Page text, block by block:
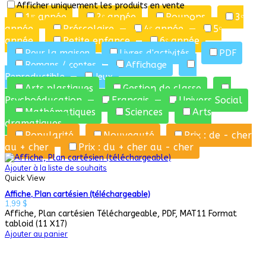
Afficher uniquement les produits en vente
1ʳᵉ année 2ᵉ année Poupons
3ᵉ
année
Préscolaire 4ᵉ année
5ᵉ
année
Petite enfance 6ᵉ année
Pour la maison Livres d'activités
PDF
Romans / contes
Affichage
Reproductible
Jeux
Arts plastiques
Gestion de classe
Psychoéducation
Français
Univers Social
Mathématiques
Sciences
Arts
dramatiques
Popularité
Nouveauté
Prix : de - cher
au + cher
Prix : du + cher au - cher
Ajouter à la liste de souhaits
Quick View
Affiche, Plan cartésien (téléchargeable)
1,99 $
Affiche, Plan cartésien Téléchargeable, PDF, MAT11 Format
tabloid (11 X17)
Ajouter au panier